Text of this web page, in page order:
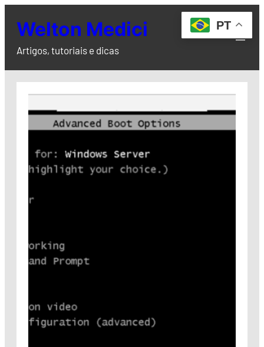
para
conteúdo
Welton Medici
Artigos, tutoriais e dicas
PT